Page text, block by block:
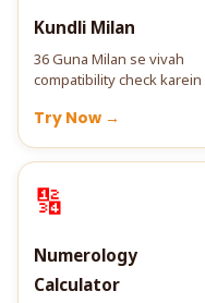
Kundli Milan
36 Guna Milan se vivah
compatibility check karein
Try Now →
🔢
Numerology
Calculator